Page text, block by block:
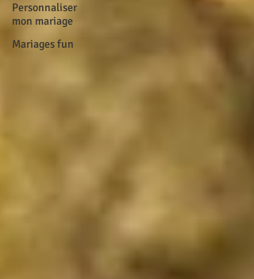
Personnaliser
mon mariage
Mariages fun